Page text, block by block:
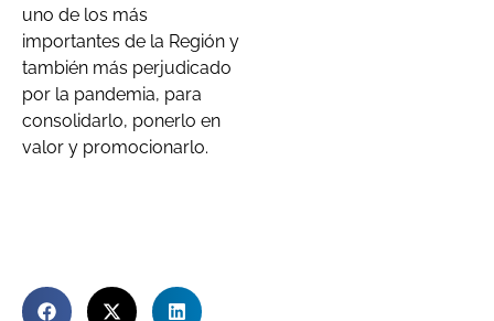
uno de los más
importantes de la Región y
también más perjudicado
por la pandemia, para
consolidarlo, ponerlo en
valor y promocionarlo.